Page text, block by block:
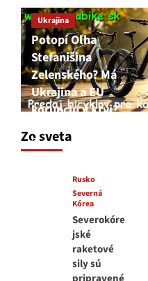
Zo sveta
Ukrajina
Potopí Oľha
Stefanišina
Zelenského? Má
Ukrajina a EU
korupciu v krvi?
7. augusta 2026
Rusko
Severná
Kórea
Severokóre
jské
raketové
sily sú